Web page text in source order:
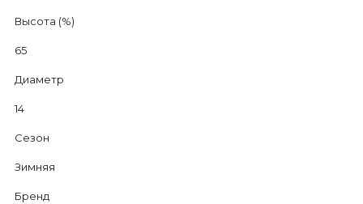
Высота (%)
65
Диаметр
14
Сезон
Зимняя
Бренд